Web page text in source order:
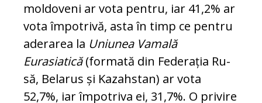
moldoveni ar vota pentru, iar 41,2% ar
vota împotrivă, asta în timp ce pentru
aderarea la Uni­unea Vamală
Eurasiatică(formată din Federația Ru­
să, Belarus și Kazahstan) ar vota
52,7%, iar împotriva ei, 31,7%. O privire